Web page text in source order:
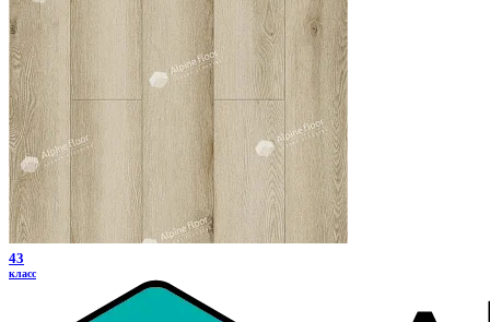
43
класс